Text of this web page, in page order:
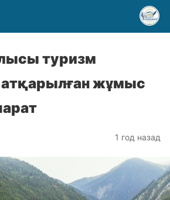
туризм
жұмыс
1 год назад